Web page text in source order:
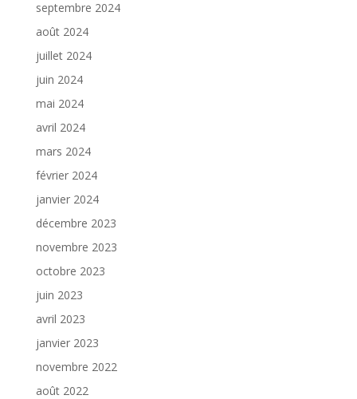
septembre 2024
août 2024
juillet 2024
juin 2024
mai 2024
avril 2024
mars 2024
février 2024
janvier 2024
décembre 2023
novembre 2023
octobre 2023
juin 2023
avril 2023
janvier 2023
novembre 2022
août 2022